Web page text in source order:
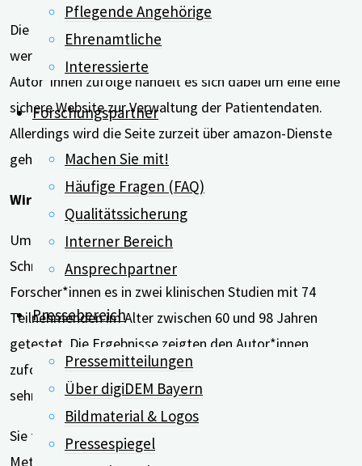
Pflegende Angehörige
Ehrenamtliche
Interessierte
Forschungspartner
Machen Sie mit!
Häufige Fragen (FAQ)
Qualitätssicherung
Interner Bereich
Ansprechpartner
Pressebereich
Pressemitteilungen
Über digiDEM Bayern
Bildmaterial & Logos
Pressespiegel
Die Angaben, die über die App gewonnen werden,
werden auch in ein Online-Portal übertragen. Den
Autor*innen zufolge handelt es sich dabei um eine eine
sichere Website zur Verwaltung der Patientendaten.
Allerdings wird die Seite zurzeit über amazon-Dienste
gehostet.
Wirksamkeit in zwei Studien untersucht
Um die Wirksamkeit ihres Systems zur
Schmerzerfassung zu überprüfen, haben die
Forscher*innen es in zwei klinischen Studien mit 74
Teilnehmenden im Alter zwischen 60 und 98 Jahren
getestet. Die Ergebnisse zeigten den Autor*innen
zufolge eine hohe Genauigkeit der Methode und einen
sehr guten klinischen Nutzen.
Sie folgern daher, dass die von ihnen entwickelte
Methode ein umfassendes und wissenschaftsbasiertes